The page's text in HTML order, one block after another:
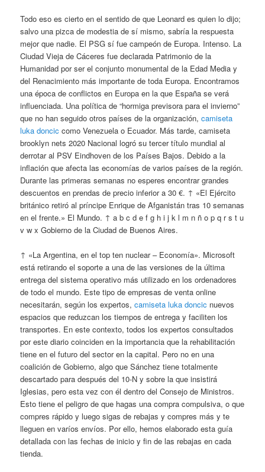
Todo eso es cierto en el sentido de que Leonard es quien lo dijo;
salvo una pizca de modestia de sí mismo, sabría la respuesta
mejor que nadie. El PSG sí fue campeón de Europa. Intenso. La
Ciudad Vieja de Cáceres fue declarada Patrimonio de la
Humanidad por ser el conjunto monumental de la Edad Media y
del Renacimiento más importante de toda Europa. Encontramos
una época de conflictos en Europa en la que España se verá
influenciada. Una política de “hormiga previsora para el invierno”
que no han seguido otros países de la organización,camiseta
luka doncic como Venezuela o Ecuador. Más tarde, camiseta
brooklyn nets 2020 Nacional logró su tercer título mundial al
derrotar al PSV Eindhoven de los Países Bajos. Debido a la
inflación que afecta las economías de varios países de la región.
Durante las primeras semanas no esperes encontrar grandes
descuentos en prendas de precio inferior a 30 €. ↑ «El Ejército
británico retiró al príncipe Enrique de Afganistán tras 10 semanas
en el frente.» El Mundo. ↑ a b c d e f g h i j k l m n ñ o p q r s t u
v w x Gobierno de la Ciudad de Buenos Aires.
↑ «La Argentina, en el top ten nuclear – Economía». Microsoft
está retirando el soporte a una de las versiones de la última
entrega del sistema operativo más utilizado en los ordenadores
de todo el mundo. Este tipo de empresas de venta online
necesitarán, según los expertos,camiseta luka doncic nuevos
espacios que reduzcan los tiempos de entrega y faciliten los
transportes. En este contexto, todos los expertos consultados
por este diario coinciden en la importancia que la rehabilitación
tiene en el futuro del sector en la capital. Pero no en una
coalición de Gobierno, algo que Sánchez tiene totalmente
descartado para después del 10-N y sobre la que insistirá
Iglesias, pero esta vez con él dentro del Consejo de Ministros.
Esto tiene el peligro de que hagas una compra compulsiva, o que
compres rápido y luego sigas de rebajas y compres más y te
lleguen en varíos envíos. Por ello, hemos elaborado esta guía
detallada con las fechas de inicio y fin de las rebajas en cada
tienda.